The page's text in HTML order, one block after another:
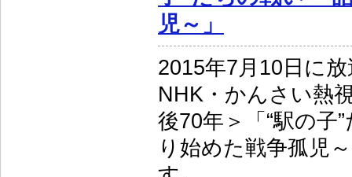
児～」
2015年7月10日に
NHK・かんさい熱
後70年＞「“駅の子
り始めた戦争孤児